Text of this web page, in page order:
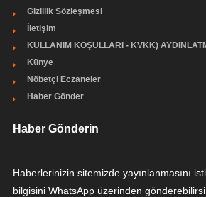
Gizlilik Sözleşmesi
İletişim
KULLANIM KOŞULLARI - KVKK)
Künye
Nöbetçi Eczaneler
Haber Gönder
Haber Gönderin
Haberlerinizin sitemizde yayınlanmasını
bilgisini WhatsApp üzerinden